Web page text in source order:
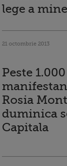
lege a
21 octombrie 2013
Peste
Rosia
duminica
Capitala